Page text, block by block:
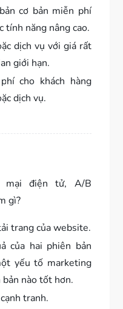
cơ bản miễn phí
tính năng nâng cao.
dịch vụ với giá rất
giới hạn.
cho khách hàng
dịch vụ.
mại điện tử, A/B
gì?
trang của website.
của hai phiên bản
yếu tố marketing
nào tốt hơn.
tranh.